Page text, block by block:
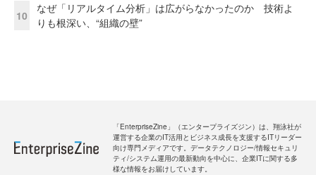
10
なぜ「リアルタイム分析」は広がらなかったのか 技術よ
りも根深い、“組織の壁”
「EnterpriseZine」（エンタープライズジン）は、翔泳社が
運営する企業のIT活用とビジネス成長を支援するITリーダー
向け専門メディアです。データテクノロジー/情報セキュリ
ティ/システム運用の最新動向を中心に、企業ITに関する多
様な情報をお届けしています。